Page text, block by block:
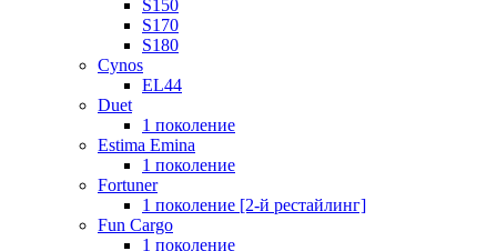
S150
S170
S180
Cynos
EL44
Duet
1 поколение
Estima Emina
1 поколение
Fortuner
1 поколение [2-й рестайлинг]
Fun Cargo
1 поколение